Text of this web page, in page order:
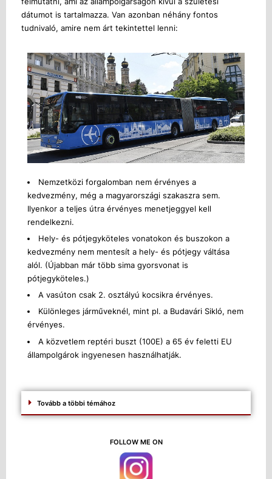
dátumot is tartalmazza. Van azonban néhány fontos
tudnivaló, amire nem árt tekintettel lenni:
Nemzetközi forgalomban nem érvényes a
kedvezmény, még a magyarországi szakaszra sem.
Ilyenkor a teljes útra érvényes menetjeggyel kell
rendelkezni.
Hely- és pótjegyköteles vonatokon és buszokon a
kedvezmény nem mentesít a hely- és pótjegy váltása
alól. (Újabban már több sima gyorsvonat is
pótjegyköteles.)
A vasúton csak 2. osztályú kocsikra érvényes.
Különleges járműveknél, mint pl. a Budavári Sikló, nem
érvényes.
A közvetlem reptéri buszt (100E) a 65 év feletti EU
állampolgárok ingyenesen használhatják.
Tovább a többi témához
FOLLOW ME ON